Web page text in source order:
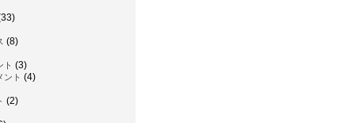
(8)
ト (3)
ント (4)
(2)